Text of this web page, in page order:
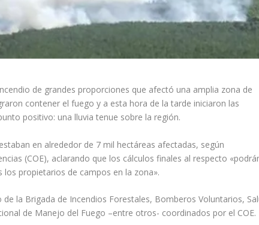
de grandes proporciones que afectó una amplia zona de
contener el fuego y a esta hora de la tarde iniciaron las
positivo: una lluvia tenue sobre la región.
en alrededor de 7 mil hectáreas afectadas, según
(COE), aclarando que los cálculos finales al respecto
propietarios de campos en la zona».
la Brigada de Incendios Forestales, Bomberos Voluntarios,
de Manejo del Fuego –entre otros- coordinados por el COE.